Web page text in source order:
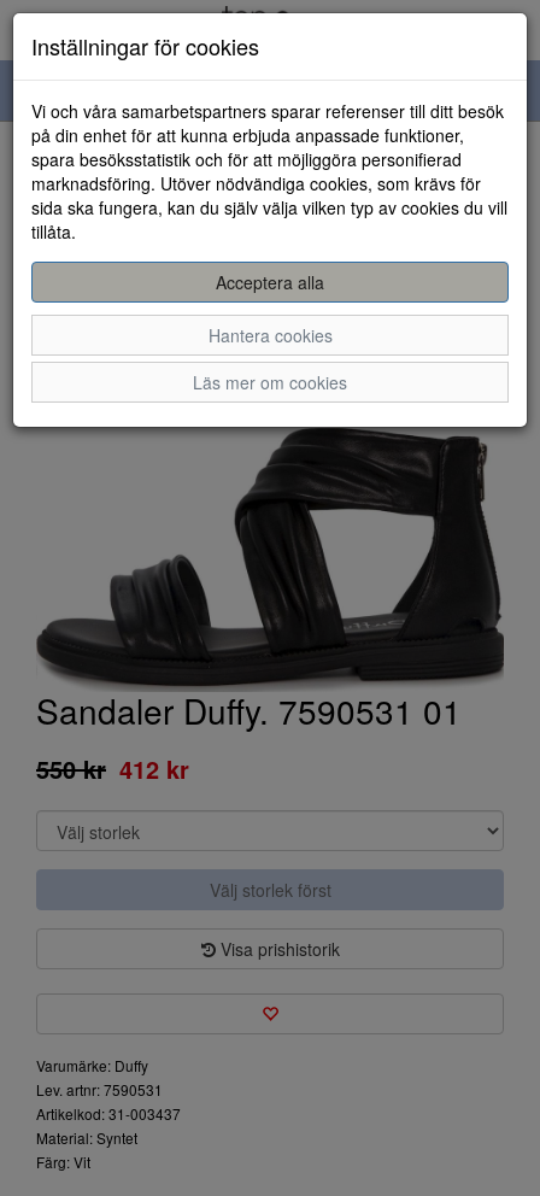
navigation
HEM
Sandaler Duffy. 7590531 01
550 kr 412 kr
Välj storlek först
Visa prishistorik
Varumärke: Duffy
Lev. artnr: 7590531
Artikelkod: 31-003437
Material: Syntet
Färg: Vit
Inställningar för cookies
Vi och våra samarbetspartners sparar referenser till ditt besök
på din enhet för att kunna erbjuda anpassade funktioner,
spara besöksstatistik och för att möjliggöra personifierad
marknadsföring. Utöver nödvändiga cookies, som krävs för
sida ska fungera, kan du själv välja vilken typ av cookies du vill
tillåta.
Acceptera alla
Hantera cookies
Läs mer om cookies